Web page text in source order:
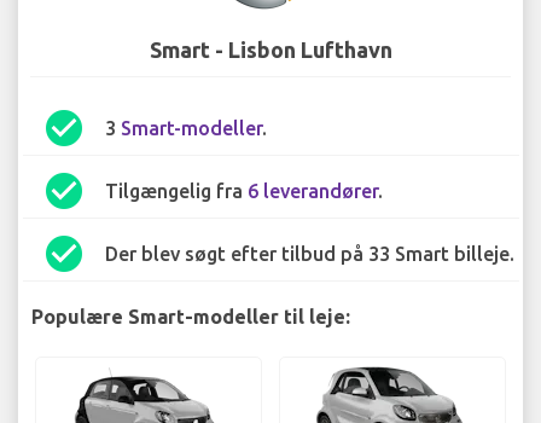
Smart - Lisbon Lufthavn
check_circle 3 Smart-modeller.
check_circle Tilgængelig fra 6 leverandører.
check_circle Der blev søgt efter tilbud på 33 Smart billeje.
Populære Smart-modeller til leje: